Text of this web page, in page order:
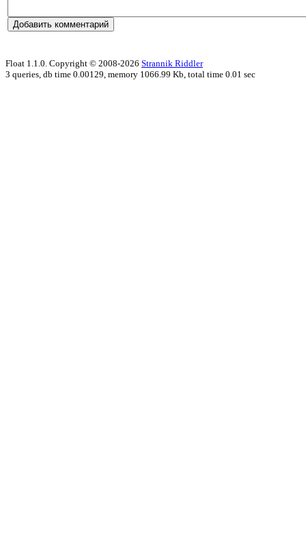
Float 1.1.0. Copyright © 2008-2026 Strannik Riddler
3 queries, db time 0.00129, memory 1066.99 Kb, total time 0.01 sec